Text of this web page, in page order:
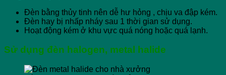
Đèn bằng thủy tinh nên dễ hư hỏng , chịu va đập kém.
Đèn hay bị nhấp nháy sau 1 thời gian sử dụng.
Hoạt động kém ở khu vực quá nóng hoặc quá lạnh.
Sử dụng đèn halogen, metal halide